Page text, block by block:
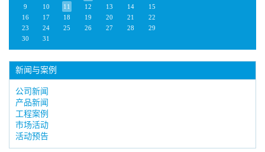
9
10 11 12 13 14
15
16
17 18 19 20 21
22
23
24 25 26 27 28
29
30
31
新闻与案例
公司新闻
产品新闻
工程案例
市场活动
活动预告